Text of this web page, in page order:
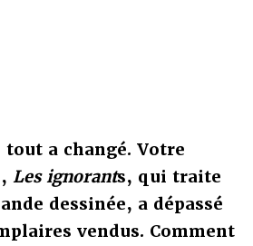
a changé. Votre
Les ignorants, qui traite
dessinée, a dépassé
vendus. Comment